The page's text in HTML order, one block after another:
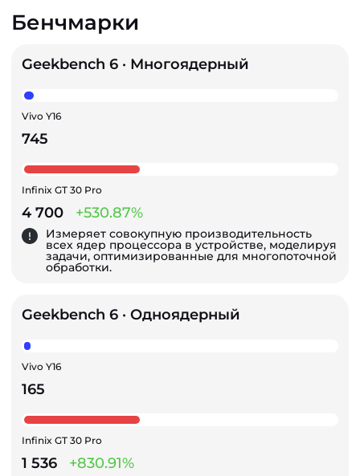
Бенчмарки
Geekbench 6 · Многоядерный
Vivo Y16
745
Infinix GT 30 Pro
4 700 +530.87%
Измеряет совокупную производительность
всех ядер процессора в устройстве, моделируя
задачи, оптимизированные для многопоточной
обработки.
Geekbench 6 · Одноядерный
Vivo Y16
165
Infinix GT 30 Pro
1 536 +830.91%